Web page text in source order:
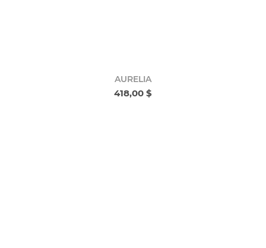
AURELIA
418,00 $